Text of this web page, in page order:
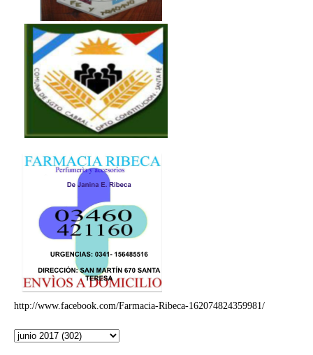
http://www.facebook.com/Farmacia-Ribeca-162074824359981/